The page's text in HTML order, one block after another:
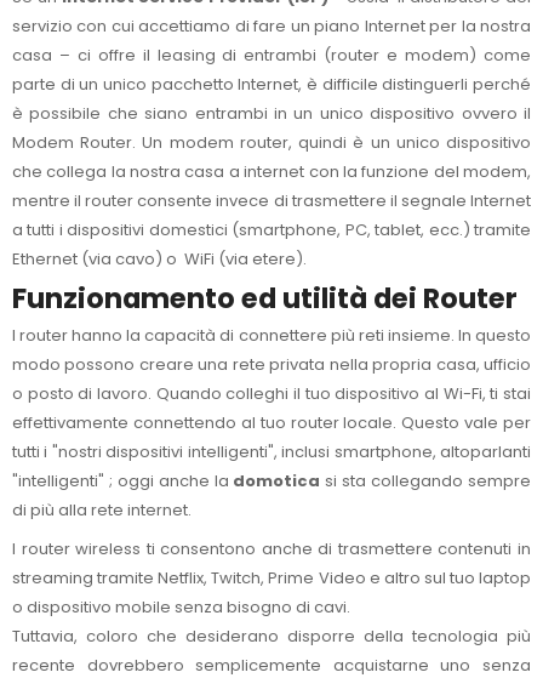
servizio con cui accettiamo di fare un piano Internet per la nostra
casa – ci offre il leasing di entrambi (router e modem) come
parte di un unico pacchetto Internet, è difficile distinguerli perché
è possibile che siano entrambi in un unico dispositivo ovvero il
Modem Router. Un modem router, quindi è un unico dispositivo
che collega la nostra casa a internet con la funzione del modem,
mentre il router consente invece di trasmettere il segnale Internet
a tutti i dispositivi domestici (smartphone, PC, tablet, ecc.) tramite
Ethernet (via cavo) o WiFi (via etere).
Funzionamento ed utilità dei Router
I router hanno la capacità di connettere più reti insieme. In questo
modo possono creare una rete privata nella propria casa, ufficio
o posto di lavoro. Quando colleghi il tuo dispositivo al Wi-Fi, ti stai
effettivamente connettendo al tuo router locale. Questo vale per
tutti i "nostri dispositivi intelligenti", inclusi smartphone, altoparlanti
"intelligenti" ; oggi anche la domotica si sta collegando sempre
di più alla rete internet.
I router wireless ti consentono anche di trasmettere contenuti in
streaming tramite Netflix, Twitch, Prime Video e altro sul tuo laptop
o dispositivo mobile senza bisogno di cavi.
Tuttavia, coloro che desiderano disporre della tecnologia più
recente dovrebbero semplicemente acquistarne uno senza